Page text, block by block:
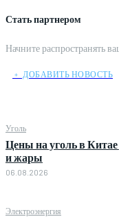
Стать партнером
Начните распространять
﹢ ДОБАВИТЬ НОВОСТЬ
Уголь
Цены на уголь в Китае
и жары
06.08.2026
Электроэнергия